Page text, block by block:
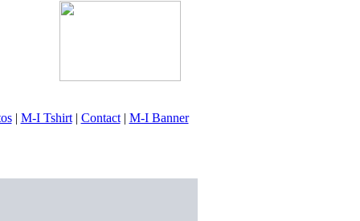
| M-I Tshirt| Contact| M-I Banner